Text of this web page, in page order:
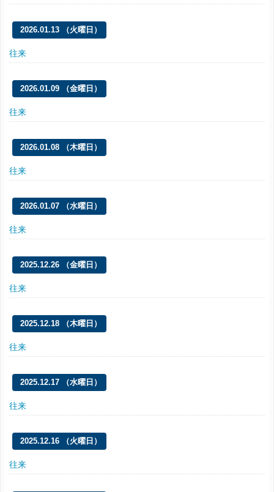
2026.01.13 （火曜日）
往来
2026.01.09 （金曜日）
往来
2026.01.08 （木曜日）
往来
2026.01.07 （水曜日）
往来
2025.12.26 （金曜日）
往来
2025.12.18 （木曜日）
往来
2025.12.17 （水曜日）
往来
2025.12.16 （火曜日）
往来